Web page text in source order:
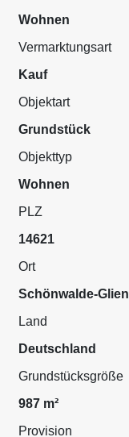
Wohnen
Vermarktungsart
Kauf
Objektart
Grundstück
Objekttyp
Wohnen
PLZ
14621
Ort
Schönwalde-Glien
Land
Deutschland
Grundstücksgröße
987 m²
Provision